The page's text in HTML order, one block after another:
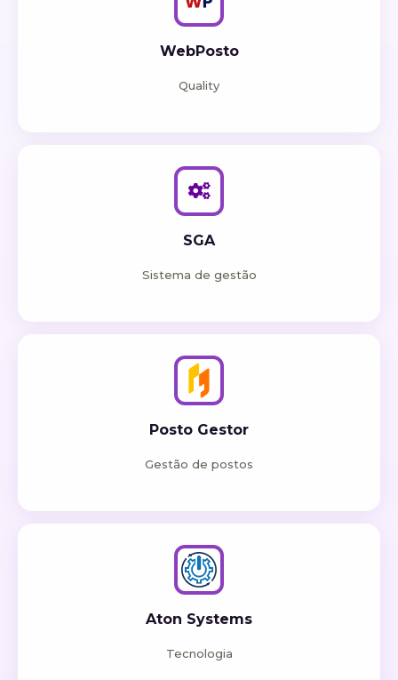
WebPosto
Quality
SGA
Sistema de gestão
Posto Gestor
Gestão de postos
Aton Systems
Tecnologia